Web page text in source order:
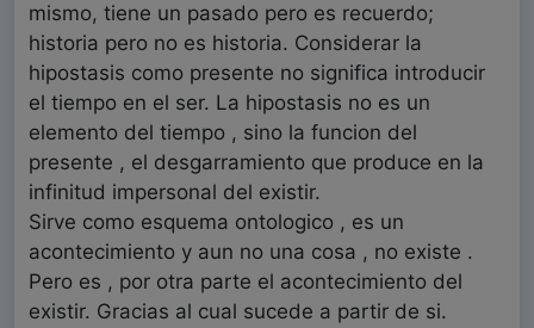
mismo, tiene un pasado pero es recuerdo;
historia pero no es historia. Considerar la
hipostasis como presente no significa introducir
el tiempo en el ser. La hipostasis no es un
elemento del tiempo , sino la funcion del
presente , el desgarramiento que produce en la
infinitud impersonal del existir.
Sirve como esquema ontologico , es un
acontecimiento y aun no una cosa , no existe .
Pero es , por otra parte el acontecimiento del
existir. Gracias al cual sucede a partir de si.